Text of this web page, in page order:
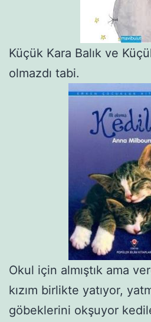
Küçük Kara Balık ve
olmazdı tabi.
Okul için almıştık ama
kızım birlikte yatıyor,
göbeklerini okşuyor